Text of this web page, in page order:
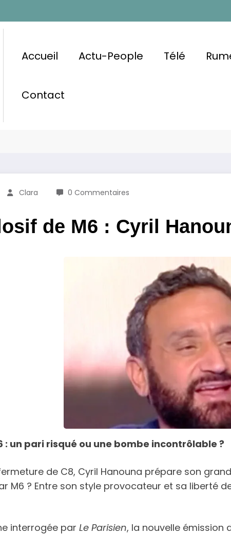
Accueil Actu-People Télé
Contact
De M6 : Cyril Hanouna
Clara 0 Commentaires
de M6 : Cyril
: un pari risqué ou une bombe incontrôlable ?
de C8, Cyril Hanouna prépare son
M6 ? Entre son style provocateur et sa liberté
interrogée par Le Parisien, la nouvelle émission